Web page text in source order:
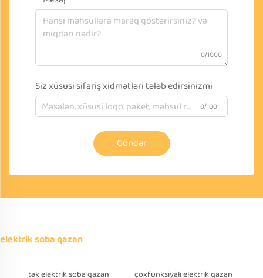
0/1000
Siz xüsusi sifariş xidmətləri tələb edirsinizmi
0/100
Göndər
elektrik soba qazan
tək elektrik soba qazan
çoxfunksiyalı elektrik qazan